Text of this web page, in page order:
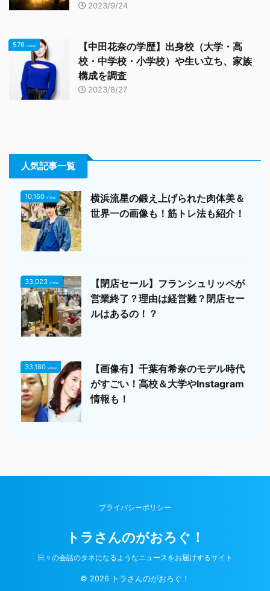
2023/9/24
576 view
【中田花奈の学歴】出身校（大学・高
校・中学校・小学校）や生い立ち、家族
構成を調査
2023/8/27
人気記事一覧
10,160 view
横浜流星の鍛え上げられた肉体美＆
世界一の画像も！筋トレ法も紹介！
33,023 view
【閉店セール】フランシュリッペが
営業終了？理由は経営難？閉店セー
ルはあるの！？
33,180 view
【画像有】千葉有希奈のモデル時代
がすごい！高校＆大学やInstagram
情報も！
プライバシーポリシー
トラさんのがおろぐ！
日々の会話のタネになるようなニュースをお届けするサイト
© 2026 トラさんのがおろぐ！